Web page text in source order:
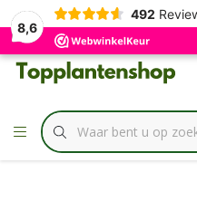
8,6
492
✔Specialist in